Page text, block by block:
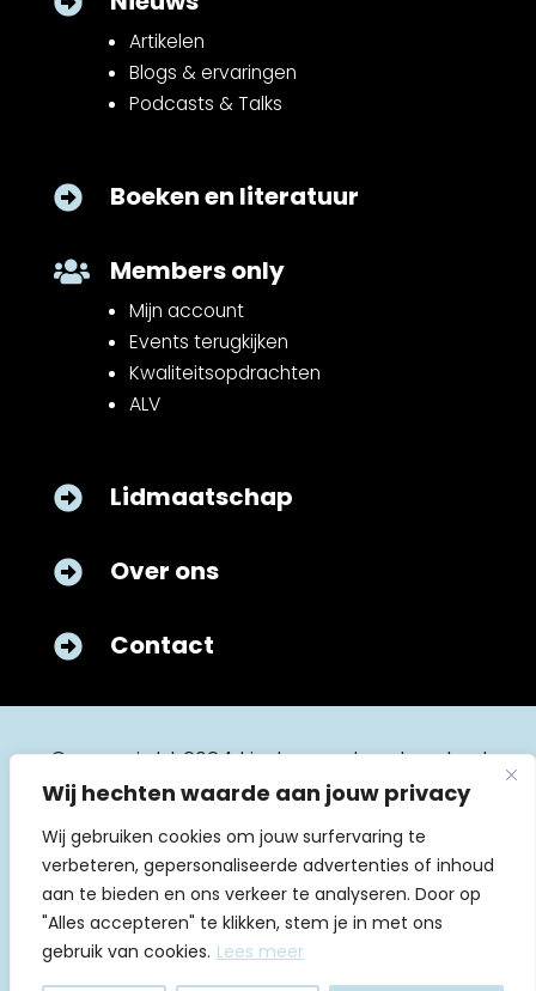
Wij hechten waarde aan jouw privacy
Wij gebruiken cookies om jouw surfervaring te
verbeteren, gepersonaliseerde advertenties of inhoud
aan te bieden en ons verkeer te analyseren. Door op
"Alles accepteren" te klikken, stem je in met ons
gebruik van cookies. Lees meer
Artikelen
Blogs & ervaringen
Podcasts & Talks
 Boeken en literatuur
 Members only
Mijn account
Events terugkijken
Kwaliteitsopdrachten
ALV
 Lidmaatschap
 Over ons
 Contact
© copyright 2024 kinderverpleegkunde.nl
Algemene voorwaarden
Huishoudelijk reglement